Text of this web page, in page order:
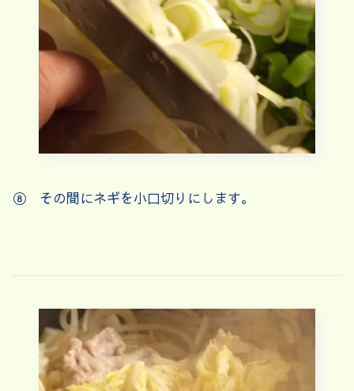
⑧ その間にネギを小口切りにします。